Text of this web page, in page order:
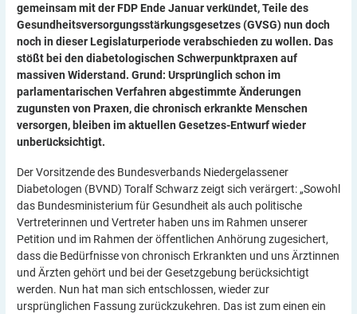
gemeinsam mit der FDP Ende Januar verkündet, Teile des
Gesundheits­versorgungs­stärkungs­gesetzes (GVSG) nun doch
noch in dieser Legislaturperiode verabschieden zu wollen. Das
stößt bei den diabetologischen Schwerpunktpraxen auf
massiven Widerstand. Grund: Ursprünglich schon im
parlamentarischen Verfahren abgestimmte Änderungen
zugunsten von Praxen, die chronisch erkrankte Menschen
versorgen, bleiben im aktuellen Gesetzes-Entwurf wieder
unberücksichtigt.
Der Vorsitzende des Bundesverbands Niedergelassener
Diabetologen (BVND) Toralf Schwarz zeigt sich verärgert: „Sowohl
das Bundesministerium für Gesundheit als auch politische
Vertreterinnen und Vertreter haben uns im Rahmen unserer
Petition und im Rahmen der öffentlichen Anhörung zugesichert,
dass die Bedürfnisse von chronisch Erkrankten und uns Ärztinnen
und Ärzten gehört und bei der Gesetzgebung berücksichtigt
werden. Nun hat man sich entschlossen, wieder zur
ursprünglichen Fassung zurückzukehren. Das ist zum einen ein